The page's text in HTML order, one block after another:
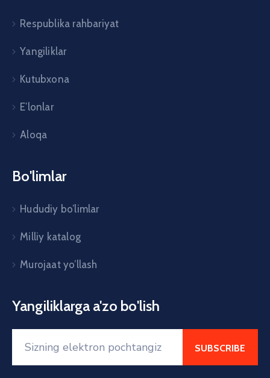
Respublika rahbariyat
Yangiliklar
Kutubxona
E’lonlar
Aloqa
Bo'limlar
Hududiy bo’limlar
Milliy katalog
Murojaat yo’llash
Yangiliklarga a'zo bo'lish